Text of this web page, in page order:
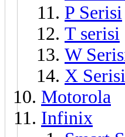
P Serisi
T serisi
W
X Serisi
Motorola
Infinix